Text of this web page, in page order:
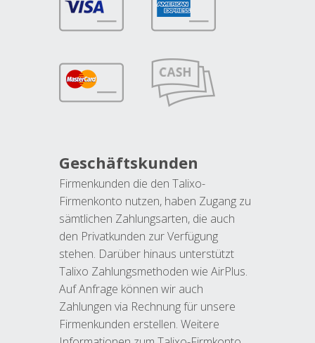
Geschäftskunden
Firmenkunden die den Talixo-
Firmenkonto nutzen, haben Zugang zu
sämtlichen Zahlungsarten, die auch
den Privatkunden zur Verfügung
stehen. Darüber hinaus unterstützt
Talixo Zahlungsmethoden wie AirPlus.
Auf Anfrage können wir auch
Zahlungen via Rechnung für unsere
Firmenkunden erstellen. Weitere